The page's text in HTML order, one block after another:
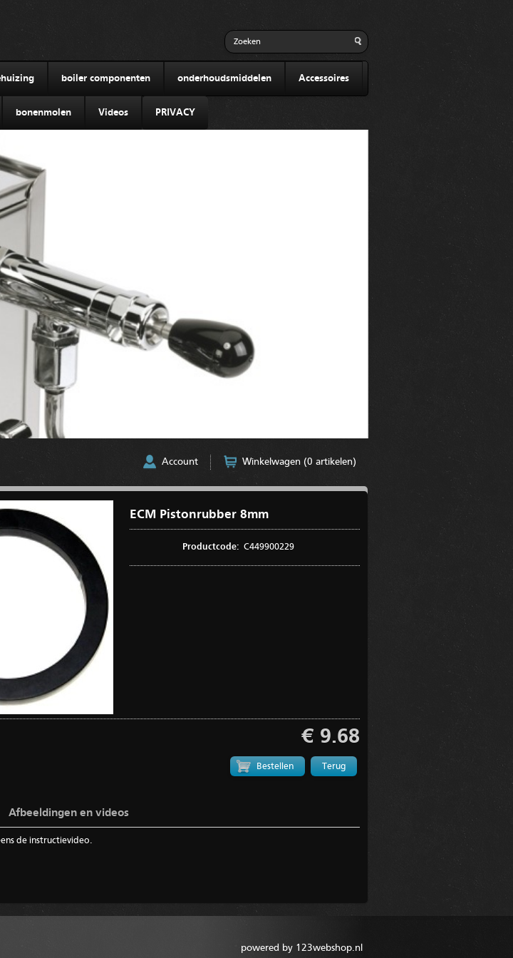
boiler componenten onderhoudsmiddelen Accessoires
bonenmolen Videos PRIVACY
Account Winkelwagen (0 artikelen)
ECM Pistonrubber 8mm
Productcode: C449900229
€ 9.68
Terug
Afbeeldingen en videos
de instructievideo.
powered by 123webshop.nl